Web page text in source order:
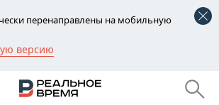
перенаправлены на мобильную
версию
интересно